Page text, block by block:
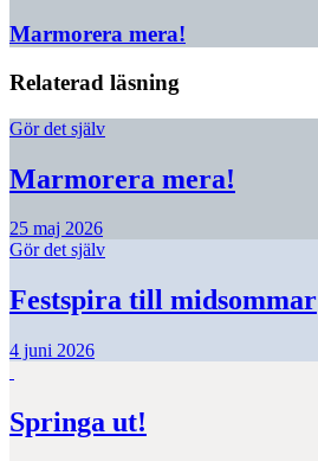
Marmorera mera!
Relaterad läsning
Gör det själv
Marmorera mera!
25 maj 2026
Gör det själv
Festspira till midsommar
4 juni 2026
Springa ut!